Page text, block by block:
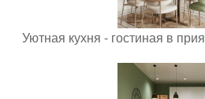
Уютная кухня - гостиная в